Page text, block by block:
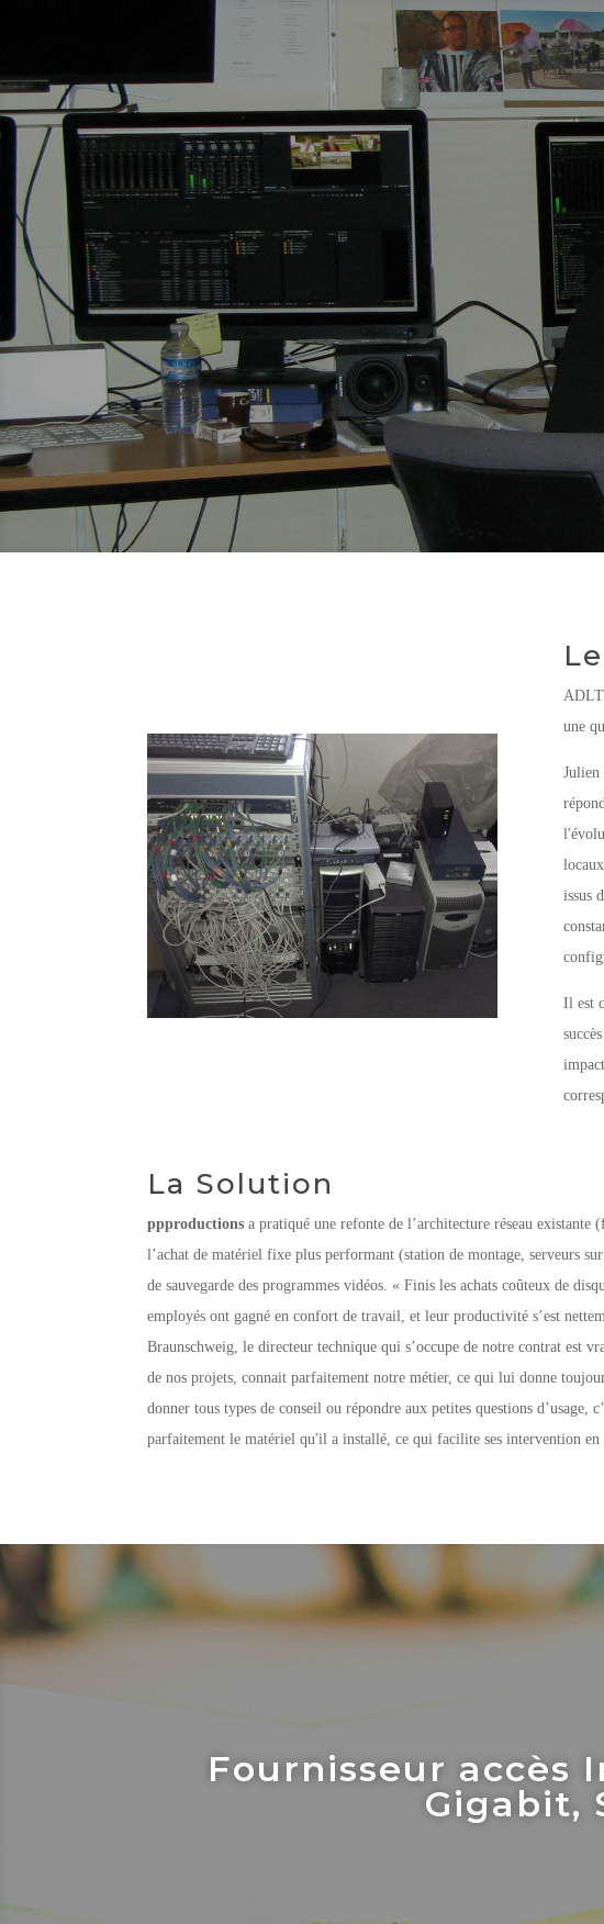
une
Julien
issus
Il est
La Solution
ppproductions a pratiqué une refonte de l’architecture réseau
l’achat de matériel fixe plus performant (station de montage, serveurs
de sauvegarde des programmes vidéos. « Finis les achats coûteux de
employés ont gagné en confort de travail, et leur productivité s’est
Braunschweig, le directeur technique qui s’occupe de notre contrat est
de nos projets, connait parfaitement notre métier, ce qui lui donne
donner tous types de conseil ou répondre aux petites questions d’usage,
parfaitement le matériel qu'il a installé, ce qui facilite ses intervention en
Fournisseur accès
Gigabit,